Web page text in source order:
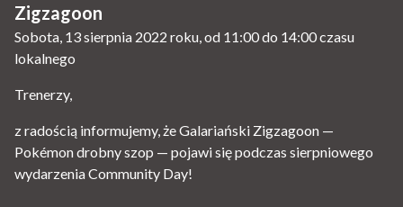
Zigzagoon
Sobota, 13 sierpnia 2022 roku, od 11:00 do 14:00 czasu
lokalnego
Trenerzy,
z radością informujemy, że Galariański Zigzagoon —
Pokémon drobny szop — pojawi się podczas sierpniowego
wydarzenia Community Day!